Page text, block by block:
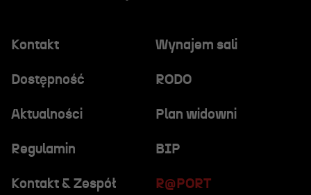
Kontakt Wynajem sali
Dostępność RODO
R@PORT
Aktualności Plan widowni
Regulamin BIP
Kontakt & Zespół